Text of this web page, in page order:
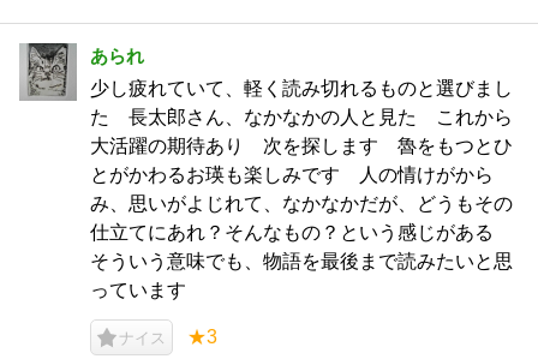
あられ
少し疲れていて、軽く読み切れるものと選びまし
た 長太郎さん、なかなかの人と見た これから
大活躍の期待あり 次を探します 魯をもつとひ
とがかわるお瑛も楽しみです 人の情けがから
み、思いがよじれて、なかなかだが、どうもその
仕立てにあれ？そんなもの？という感じがある
そういう意味でも、物語を最後まで読みたいと思
っています
ナイス ★3